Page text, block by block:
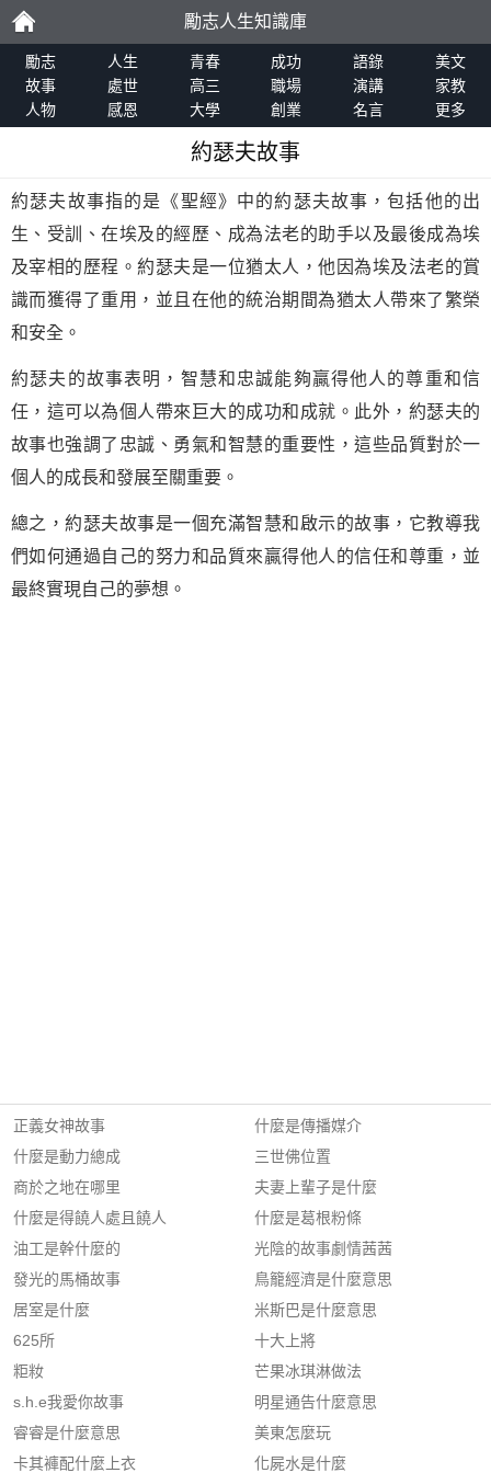
勵
志
勵志人生知識庫
勵志 人生 青春 成功 語錄
美文
故事
處世 高三 職場 演講
家教
人物
感恩 大學 創業 名言 更多
約瑟夫故事
約瑟夫故事指的是《聖經》中的約瑟夫故事，包括他的出
生、受訓、在埃及的經歷、成為法老的助手以及最後成為埃
及宰相的歷程。約瑟夫是一位猶太人，他因為埃及法老的賞
識而獲得了重用，並且在他的統治期間為猶太人帶來了繁榮
和安全。
約瑟夫的故事表明，智慧和忠誠能夠贏得他人的尊重和信
任，這可以為個人帶來巨大的成功和成就。此外，約瑟夫的
故事也強調了忠誠、勇氣和智慧的重要性，這些品質對於一
個人的成長和發展至關重要。
總之，約瑟夫故事是一個充滿智慧和啟示的故事，它教導我
們如何通過自己的努力和品質來贏得他人的信任和尊重，並
最終實現自己的夢想。
正義女神故事
什麼是動力總成
商於之地在哪里
什麼是得饒人處且饒人
油工是幹什麼的
發光的馬桶故事
居室是什麼
625所
粔籹
s.h.e我愛你故事
睿睿是什麼意思
卡其褲配什麼上衣
什麼是傳播媒介
三世佛位置
夫妻上輩子是什麼
什麼是葛根粉條
光陰的故事劇情茜茜
鳥籠經濟是什麼意思
米斯巴是什麼意思
十大上將
芒果冰琪淋做法
明星通告什麼意思
美東怎麼玩
化屍水是什麼